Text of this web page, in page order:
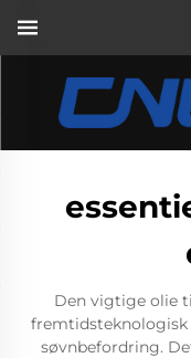
Den vigtige olie
søvnbefordring.